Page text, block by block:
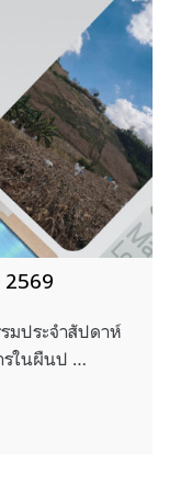
มประจำสัปดาห์
รในผืนป …
าคม 2569